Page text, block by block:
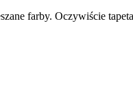
farby. Oczywiście